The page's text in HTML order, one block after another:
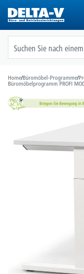
springen
Home/Büromöbel-Programme/
Büromöbelprogramm PROFI